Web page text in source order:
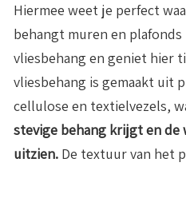
Hiermee weet je perfect
behangt muren en
vliesbehang en geniet hier
vliesbehang is gemaakt uit
cellulose en textielvezels,
stevige behang krijgt en de
uitzien. De textuur van het